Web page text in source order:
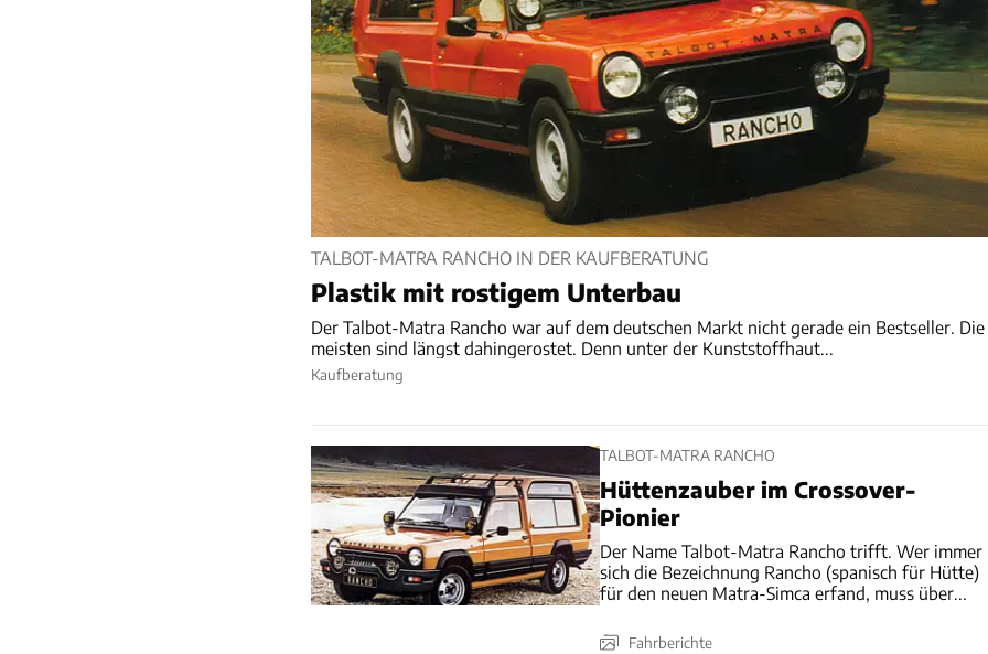
TALBOT-MATRA RANCHO IN DER KAUFBERATUNG
Plastik mit rostigem Unterbau
Der Talbot-Matra Rancho war auf dem deutschen Markt nicht gerade ein Bestseller. Die
meisten sind längst dahingerostet. Denn unter der Kunststoffhaut...
Kaufberatung
TALBOT-MATRA RANCHO
Hüttenzauber im Crossover-
Pionier
Der Name Talbot-Matra Rancho trifft. Wer immer
sich die Bezeichnung Rancho (spanisch für Hütte)
für den neuen Matra-Simca erfand, muss über...
Fahrberichte